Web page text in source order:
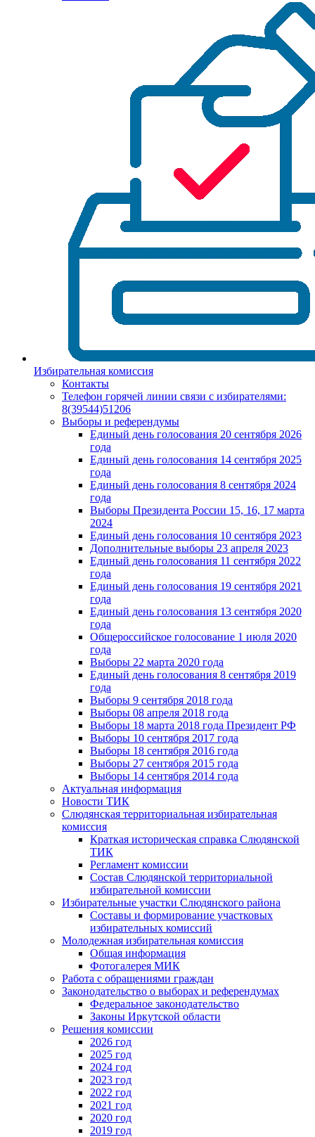
Избирательная комиссия
Контакты
Телефон горячей линии связи с избирателями:
8(39544)51206
Выборы и референдумы
Единый день голосования 20 сентября 2026
года
Единый день голосования 14 сентября 2025
года
Единый день голосования 8 сентября 2024
года
Выборы Президента России 15, 16, 17 марта
2024
Единый день голосования 10 сентября 2023
Дополнительные выборы 23 апреля 2023
Единый день голосования 11 сентября 2022
года
Единый день голосования 19 сентября 2021
года
Единый день голосования 13 сентября 2020
года
Общероссийское голосование 1 июля 2020
года
Выборы 22 марта 2020 года
Единый день голосования 8 сентября 2019
года
Выборы 9 сентября 2018 года
Выборы 08 апреля 2018 года
Выборы 18 марта 2018 года Президент РФ
Выборы 10 сентября 2017 года
Выборы 18 сентября 2016 года
Выборы 27 сентября 2015 года
Выборы 14 сентября 2014 года
Актуальная информация
Новости ТИК
Слюдянская территориальная избирательная
комиссия
Краткая историческая справка Слюдянской
ТИК
Регламент комиссии
Состав Слюдянской территориальной
избирательной комиссии
Избирательные участки Слюдянского района
Составы и формирование участковых
избирательных комиссий
Молодежная избирательная комиссия
Общая информация
Фотогалерея МИК
Работа с обращениями граждан
Законодательство о выборах и референдумах
Федеральное законодательство
Законы Иркутской области
Решения комиссии
2026 год
2025 год
2024 год
2023 год
2022 год
2021 год
2020 год
2019 год